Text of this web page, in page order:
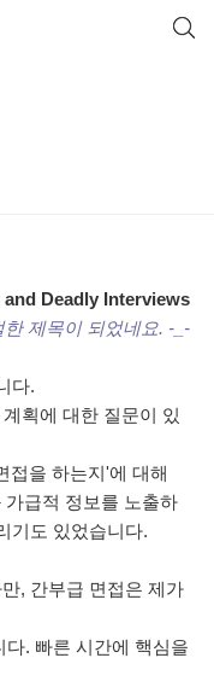
Deadly Interviews
제목이 되었네요. -_-
다.
획에 대한 질문이 있
접을 하는지'에 대해
급적 정보를 노출하
기도 있었습니다.
, 간부급 면접은 제가
. 빠른 시간에 핵심을